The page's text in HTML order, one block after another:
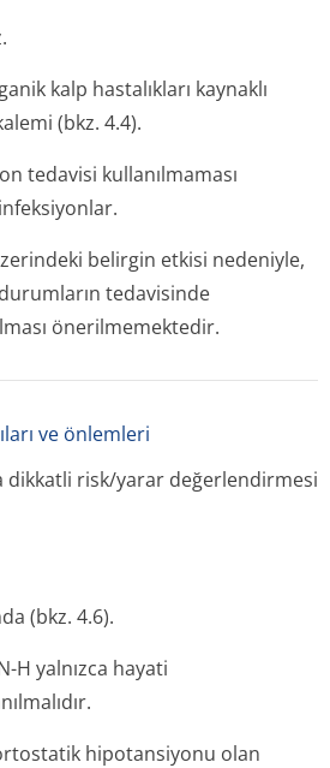
kalp hastalıkları kaynaklı
(bkz. 4.4).
tedavisi kullanılmaması
belirgin etkisi nedeniyle,
tedavisinde
önerilmemektedir.
ve önlemleri
dikkatli risk/yarar değerlendirmesi
(bkz. 4.6).
H yalnızca hayati
hipotansiyonu olan